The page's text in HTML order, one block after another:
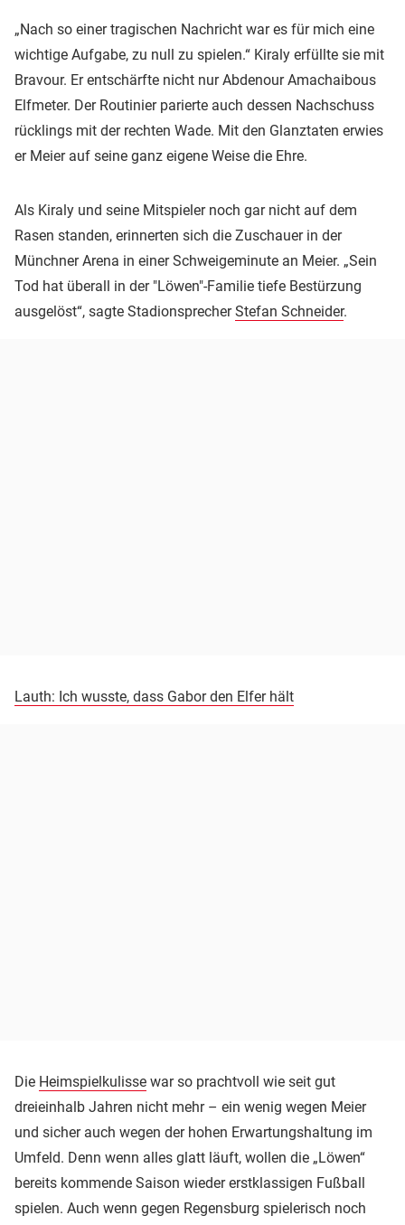
„Nach so einer tragischen Nachricht war es für mich eine
wichtige Aufgabe, zu null zu spielen.“ Kiraly erfüllte sie mit
Bravour. Er entschärfte nicht nur Abdenour Amachaibous
Elfmeter. Der Routinier parierte auch dessen Nachschuss
rücklings mit der rechten Wade. Mit den Glanztaten erwies
er Meier auf seine ganz eigene Weise die Ehre.
Als Kiraly und seine Mitspieler noch gar nicht auf dem
Rasen standen, erinnerten sich die Zuschauer in der
Münchner Arena in einer Schweigeminute an Meier. „Sein
Tod hat überall in der "Löwen"-Familie tiefe Bestürzung
ausgelöst“, sagte StadionsprecherStefan Schneider.
Lauth: Ich wusste, dass Gabor den Elfer hält
Die Heimspielkulisse war so prachtvoll wie seit gut
dreieinhalb Jahren nicht mehr – ein wenig wegen Meier
und sicher auch wegen der hohen Erwartungshaltung im
Umfeld. Denn wenn alles glatt läuft, wollen die „Löwen“
bereits kommende Saison wieder erstklassigen Fußball
spielen. Auch wenn gegen Regensburg spielerisch noch